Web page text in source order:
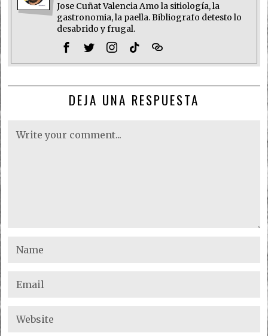
Jose Cuñat Valencia Amo la sitiología, la
gastronomia, la paella. Bibliografo detesto lo
desabrido y frugal.
DEJA UNA RESPUESTA